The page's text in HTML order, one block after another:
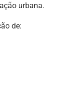
urbana.
de: